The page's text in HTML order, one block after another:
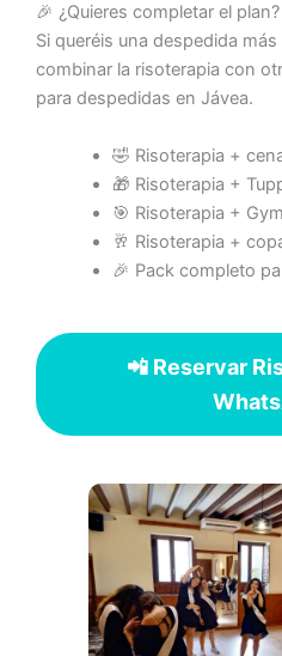
🎉 ¿Quieres completar el plan?
Si queréis una despedida
combinar la risoterapia con
para despedidas en Jávea.
🤣 Risoterapia +
🎁 Risoterapia +
🎯 Risoterapia +
🥂 Risoterapia +
🎉 Pack completo
📲 Reservar